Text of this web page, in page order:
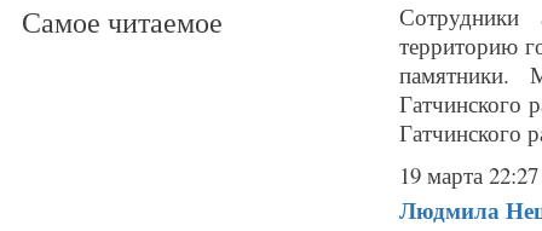
Самое читаемое
территорию
памятники.
Гатчинского
Гатчинского
19 марта 22:27
Людмила